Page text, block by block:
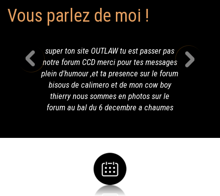
Vous parlez de moi !
super ton site OUTLAW tu est passer pas
notre forum CCD merci pour tes messages
plein d'humour ,et ta presence sur le forum
bisous de calimero et de mon cow boy
thierry nous sommes en photos sur le
forum au bal du 6 decembre a chaumes